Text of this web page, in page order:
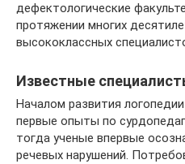
дефектологические
протяжении многих
высококлассных
Известные
Началом развития
первые опыты по
тогда ученые впервые
речевых нарушений.